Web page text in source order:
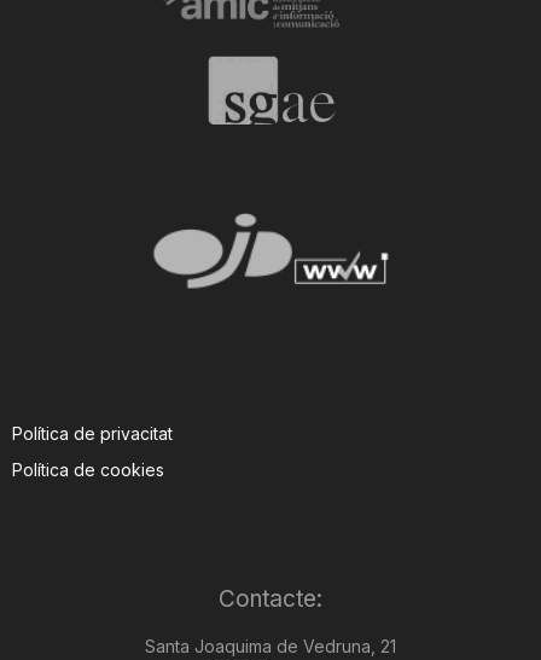
Política de privacitat
Política de cookies
Contacte:
Santa Joaquima de Vedruna, 21